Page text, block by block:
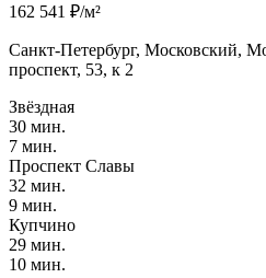
162 541 ₽/м²
Санкт-Петербург, Московский,
проспект, 53, к 2
Звёздная
30 мин.
7 мин.
Проспект Славы
32 мин.
9 мин.
Купчино
29 мин.
10 мин.